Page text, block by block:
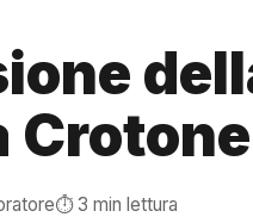
⏱️ 3 min lettura